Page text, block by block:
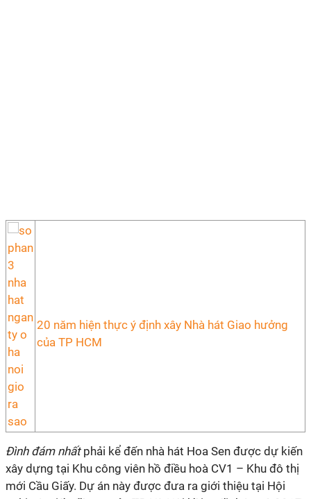
20 năm hiện thực ý định xây Nhà hát Giao hưởng
của TP HCM
Đình đám nhấtphải kể đến nhà hát Hoa Sen được dự kiến
xây dựng tại Khu công viên hồ điều hoà CV1 – Khu đô thị
mới Cầu Giấy. Dự án này được đưa ra giới thiệu tại Hội